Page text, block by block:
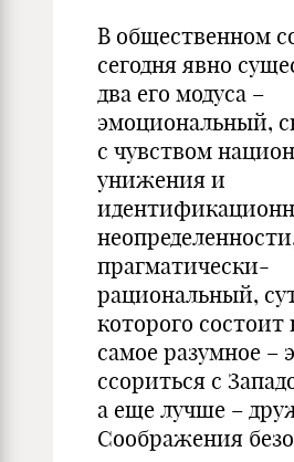
В общественном
сегодня явно
два его модуса –
эмоциональный,
с чувством
унижения и
прагматически-
рациональный,
которого состоит
самое разумное –
ссориться с
а еще лучше –
Соображения